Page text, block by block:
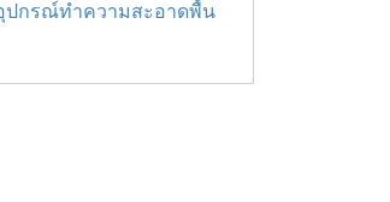
ปกรณ์ทำความสะอาดพื้น